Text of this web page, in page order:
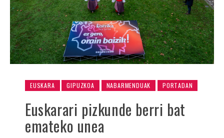
EUSKARA GIPUZKOA NABARMENDUAK PORTADAN
Euskarari pizkunde berri bat
emateko unea